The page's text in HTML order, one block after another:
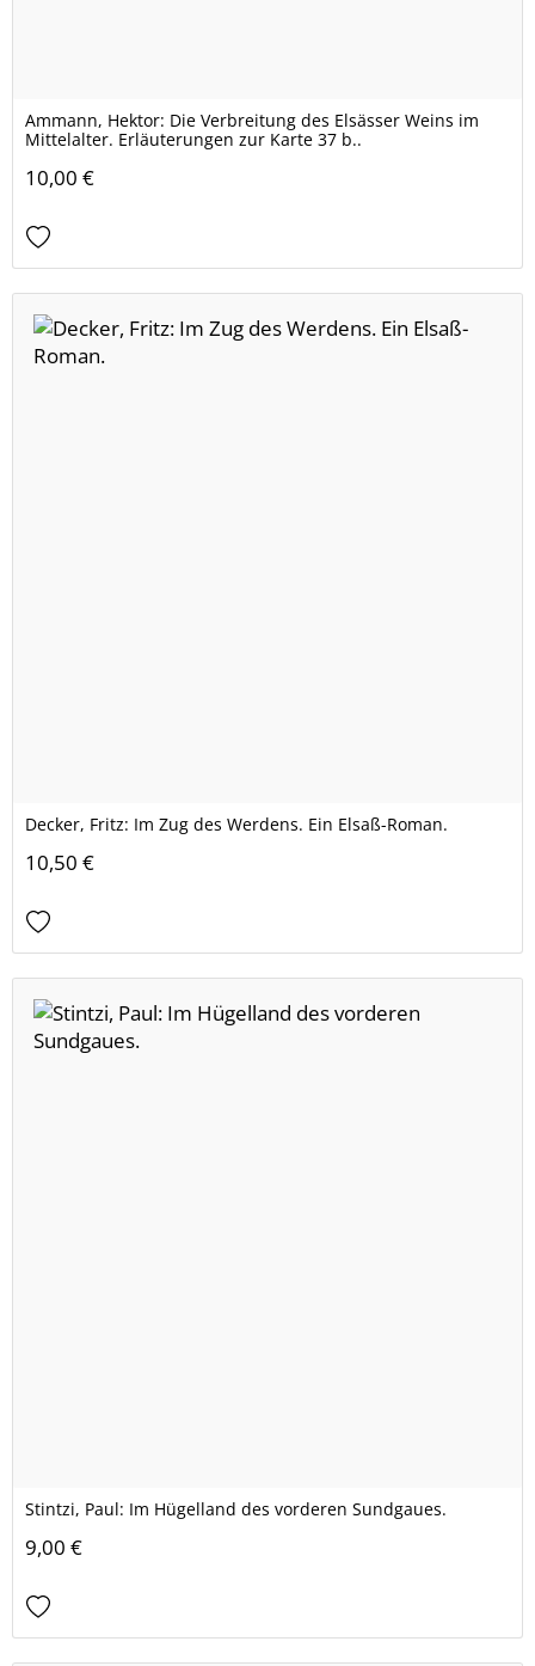
Ammann, Hektor: Die Verbreitung des Elsässer Weins im
Mittelalter. Erläuterungen zur Karte 37 b..
10,00 €
Decker, Fritz: Im Zug des Werdens. Ein Elsaß-Roman.
10,50 €
Stintzi, Paul: Im Hügelland des vorderen Sundgaues.
9,00 €